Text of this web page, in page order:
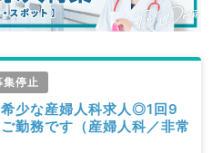
集停止
希少な産婦人科求人◎1回9
勤務です（産婦人科／非常